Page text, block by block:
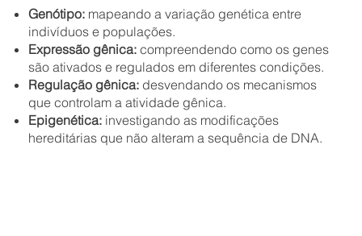
Genótipo:mapeando a variação genética entre
indivíduos e populações.
Expressão gênica:compreendendo como os genes
são ativados e regulados em diferentes condições.
Regulação gênica:desvendando os mecanismos
que controlam a atividade gênica.
Epigenética:investigando as modificações
hereditárias que não alteram a sequência de DNA.